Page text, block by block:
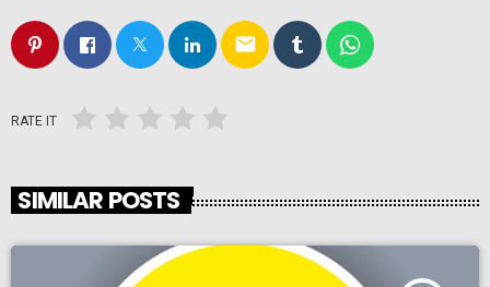
email
RATE IT
SIMILAR POSTS